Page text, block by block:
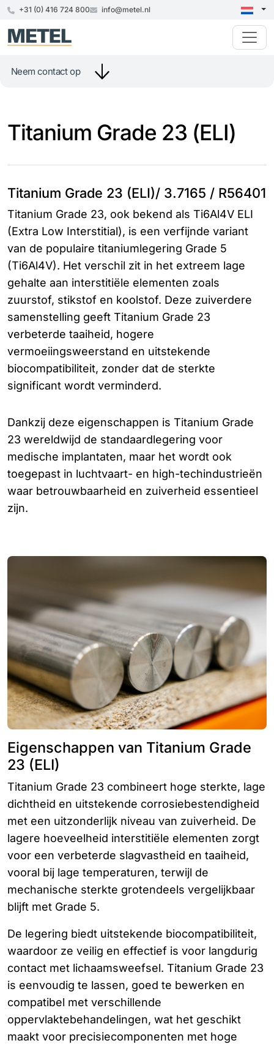
+31 (0) 416 724 800 info@metel.nl
Neem contact op
Titanium Grade 23 (ELI)
Titanium Grade 23 (ELI)/ 3.7165 / R56401
Titanium Grade 23, ook bekend als Ti6Al4V ELI
(Extra Low Interstitial), is een verfijnde variant
van de populaire titaniumlegering Grade 5
(Ti6Al4V). Het verschil zit in het extreem lage
gehalte aan interstitiële elementen zoals
zuurstof, stikstof en koolstof. Deze zuiverdere
samenstelling geeft Titanium Grade 23
verbeterde taaiheid, hogere
vermoeiingsweerstand en uitstekende
biocompatibiliteit, zonder dat de sterkte
significant wordt verminderd.
Dankzij deze eigenschappen is Titanium Grade
23 wereldwijd de standaardlegering voor
medische implantaten, maar het wordt ook
toegepast in luchtvaart- en high-techindustrieën
waar betrouwbaarheid en zuiverheid essentieel
zijn.
Eigenschappen van Titanium Grade
23 (ELI)
Titanium Grade 23 combineert hoge sterkte, lage
dichtheid en uitstekende corrosiebestendigheid
met een uitzonderlijk niveau van zuiverheid. De
lagere hoeveelheid interstitiële elementen zorgt
voor een verbeterde slagvastheid en taaiheid,
vooral bij lage temperaturen, terwijl de
mechanische sterkte grotendeels vergelijkbaar
blijft met Grade 5.
De legering biedt uitstekende biocompatibiliteit,
waardoor ze veilig en effectief is voor langdurig
contact met lichaamsweefsel. Titanium Grade 23
is eenvoudig te lassen, goed te bewerken en
compatibel met verschillende
oppervlaktebehandelingen, wat het geschikt
maakt voor precisiecomponenten met hoge